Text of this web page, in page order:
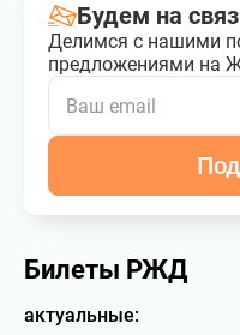
Будем на
Делимся с нашими
предложениями на
Билеты РЖД
актуальные: